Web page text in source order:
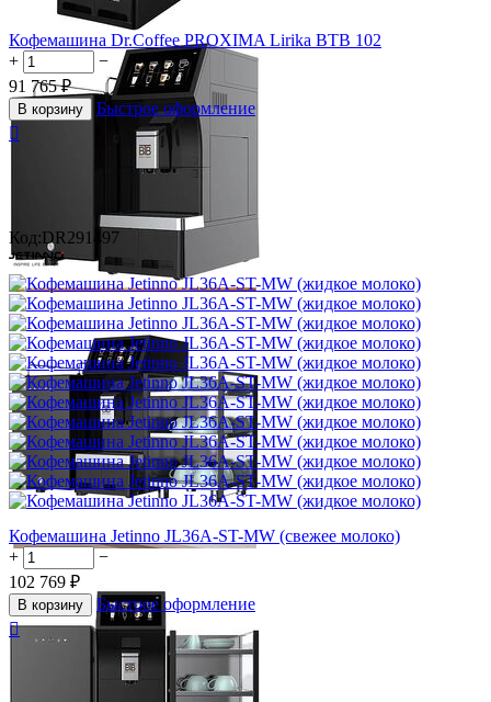
Кофемашина Dr.Coffee PROXIMA Lirika BTB 102
+
−
91 765 ₽
В корзину
Быстрое оформление

Код:DR291497
Кофемашина Jetinno JL36А-ST-MW (свежее молоко)
+
−
102 769 ₽
В корзину
Быстрое оформление
